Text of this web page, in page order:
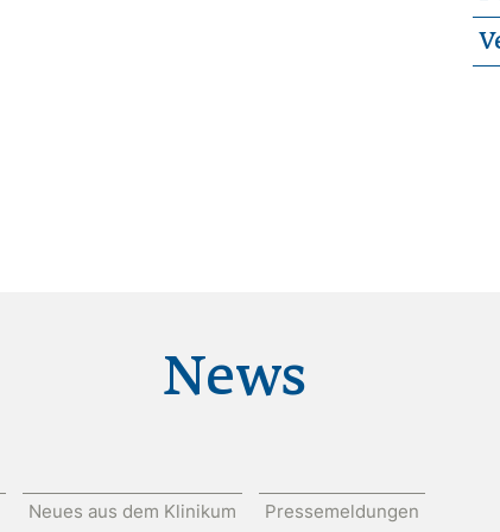
News
Neues aus dem Klinikum Pressemeldungen